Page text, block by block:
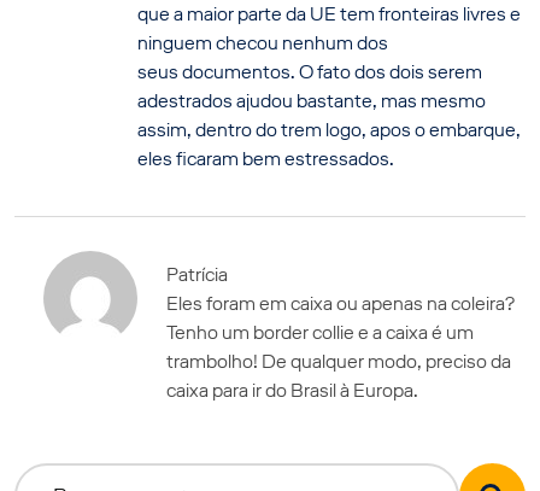
que a maior parte da UE tem fronteiras livres e
ninguem checou nenhum dos
seus documentos. O fato dos dois serem
adestrados ajudou bastante, mas mesmo
assim, dentro do trem logo, apos o embarque,
eles ficaram bem estressados.
Patrícia
Eles foram em caixa ou apenas na coleira?
Tenho um border collie e a caixa é um
trambolho! De qualquer modo, preciso da
caixa para ir do Brasil à Europa.